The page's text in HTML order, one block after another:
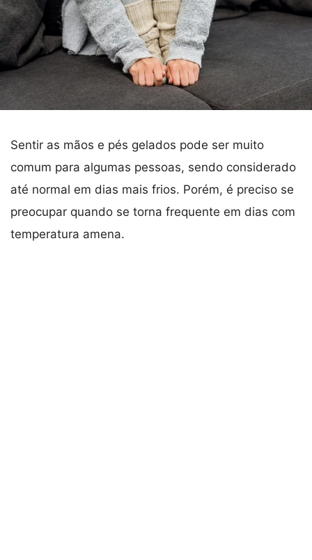
Sentir as mãos e pés gelados pode ser muito
comum para algumas pessoas, sendo considerado
até normal em dias mais frios. Porém, é preciso se
preocupar quando se torna frequente em dias com
temperatura amena.